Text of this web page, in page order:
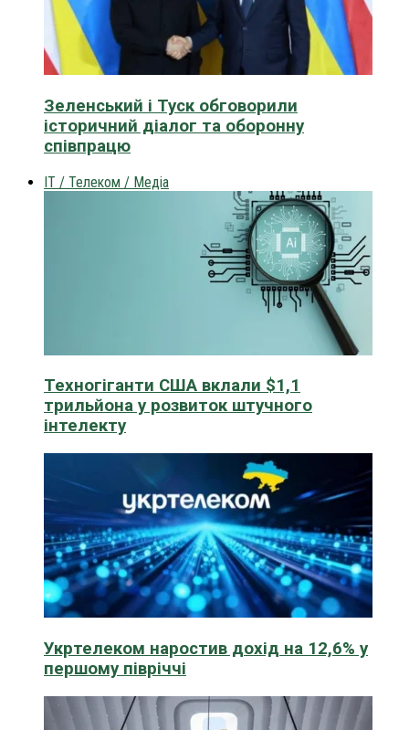
Зеленський і Туск обговорили
історичний діалог та оборонну
співпрацю
IT / Телеком / Медіа
Техногіганти США вклали $1,1
трильйона у розвиток штучного
інтелекту
Укртелеком наростив дохід на 12,6% у
першому півріччі